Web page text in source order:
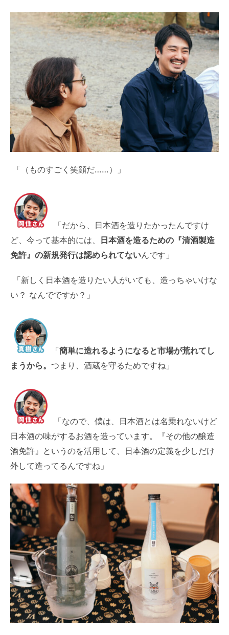
「（ものすごく笑顔だ……）」
「だから、日本酒を造りたかったんですけ
ど、今って基本的には、
日本酒を造るための『清酒製造
免許』の新規発行は認められてないんです」
「新しく日本酒を造りたい人がいても、造っちゃいけな
い？ なんでですか？」
「簡単に造れるようになると市場が荒れてし
まうから。 つまり、酒蔵を守るためですね」
「なので、僕は、日本酒とは名乗れないけど
日本酒の味がするお酒を造っています。『その他の醸造
酒免許』というのを活用して、日本酒の定義を少しだけ
外して造ってるんですね」